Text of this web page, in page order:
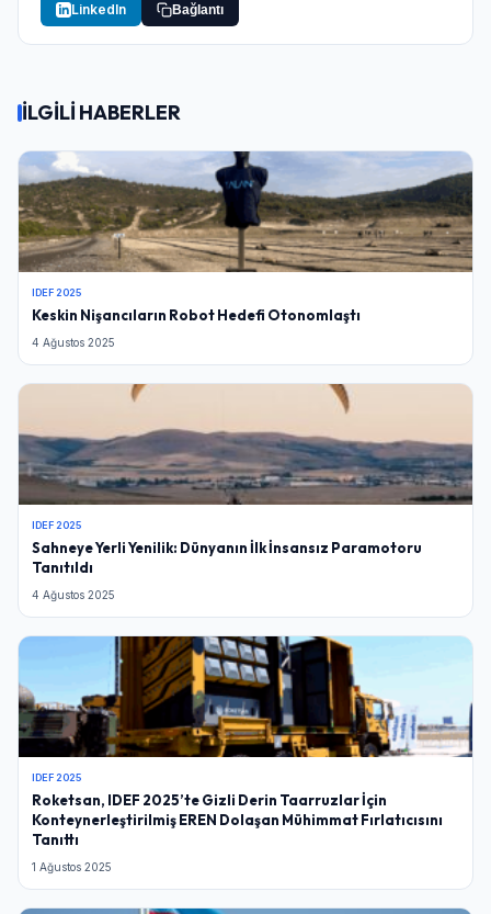
LinkedIn Bağlantı
İLGİLİ HABERLER
IDEF 2025
Keskin Nişancıların Robot Hedefi Otonomlaştı
4 Ağustos 2025
IDEF 2025
Sahneye Yerli Yenilik: Dünyanın İlk İnsansız Paramotoru
Tanıtıldı
4 Ağustos 2025
IDEF 2025
Roketsan, IDEF 2025’te Gizli Derin Taarruzlar İçin
Konteynerleştirilmiş EREN Dolaşan Mühimmat Fırlatıcısını
Tanıttı
1 Ağustos 2025